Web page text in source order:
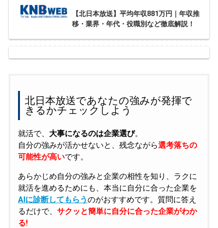
【北日本放送】平均年収881万円｜年収推
移・業界・年代・役職別など徹底解説！
北日本放送であなたの強みが発揮で
きるかチェックしよう
就活で、 大事になるのは企業選び。
自分の強みが活かせないと、残念ながら選考落ちの
可能性が高いです。
あらかじめ自分の強みと企業の相性を知り、ラクに
就活を進めるためにも、本当に自分に合った企業を
AIに診断してもらうのがおすすめです。質問に答え
るだけで、 サクッと簡単に自分に合った企業がわか
る!